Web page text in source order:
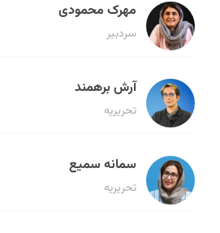
مهرک محمودی
سردبیر
آرش برهمند
تحریریه
سمانه سمیع
تحریریه